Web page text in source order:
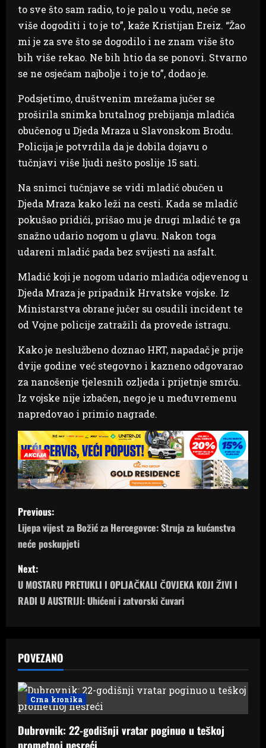
to sve što sam radio, to je palo u vodu, neće se
više dogoditi i to je to”, kaže Kristijan Ereiz. “Žao
mi je za sve što se dogodilo i ne znam više što
bih više rekao. Ne bih htio da se ponovi. Stvarno
se ne osjećam najbolje i to je to”, dodao je.
Podsjetimo, društvenim mrežama jučer se
proširila snimka brutalnog prebijanja mladića
obučenog u Djeda Mraza u Slavonskom Brodu.
Policija je potvrdila da je dobila dojavu o
tučnjavi više ljudi nešto poslije 15 sati.
Na snimci tučnjave se vidi mladić obučen u
Djeda Mraza kako leži na cesti. Kada se mladić
pokušao pridići, prišao mu je drugi mladić te ga
snažno udario nogom u glavu. Nakon toga
udareni mladić pada bez svijesti na asfalt.
Mladić koji je nogom udario mladića odjevenog u
Djeda Mraza je pripadnik Hrvatske vojske. Iz
Ministarstva obrane jučer su osudili incident te
od Vojne policije zatražili da provede istragu.
Kako je neslužbeno doznao HRT, napadač je prije
dvije godine već stegovno i kazneno odgovarao
za nanošenje tjelesnih ozljeda i prijetnje smrću.
Iz vojske nije izbačen, nego je u međuvremenu
napredovao i primio nagrade.
P
o
s
t
n
v
i
g
a
Previous:
Lijepa vijest za Božić za Hercegovce: Struja za kućanstva
neće poskupjeti
Next:
U MOSTARU PRETUKLI I OPLJAČKALI ČOVJEKA KOJI ŽIVI I
RADI U AUSTRIJI: Uhićeni i zatvorski čuvari
POVEZANO
Crna kronika
Dubrovnik: 22-godišnji vratar poginuo u teškoj